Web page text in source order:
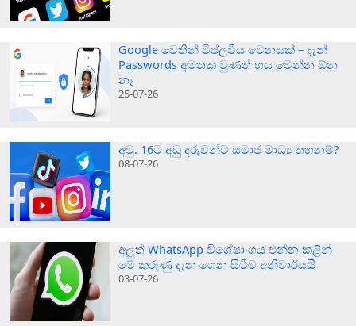
Google වෙතින් විප්ලවීය වෙනසක් – දැන්
Passwords අමතක වුණත් භය වෙන්න ඕන
නෑ
25-07-26
අවු. 16ට අඩු දරුවන්ට සමාජ මාධ්‍ය තහනම්?
08-07-26
අලුත් WhatsApp විශේෂාංගය එන්න කළින්
මේ කරුණු දැන ගෙන සිටීම අනිවාර්යයි
03-07-26